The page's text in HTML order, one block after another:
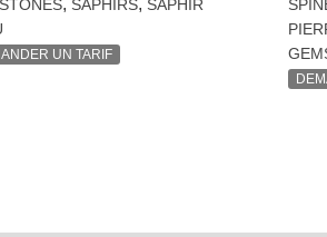
SAPHIRS SAPHIR
UN TARIF